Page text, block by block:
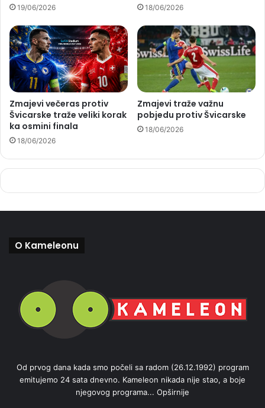
19/06/2026 18/06/2026
Zmajevi večeras protiv
Švicarske traže veliki korak
ka osmini finala
18/06/2026
Zmajevi traže važnu
pobjedu protiv Švicarske
18/06/2026
O Kameleonu
Od prvog dana kada smo počeli sa radom (26.12.1992) program
emitujemo 24 sata dnevno. Kameleon nikada nije stao, a boje
njegovog programa... Opširnije